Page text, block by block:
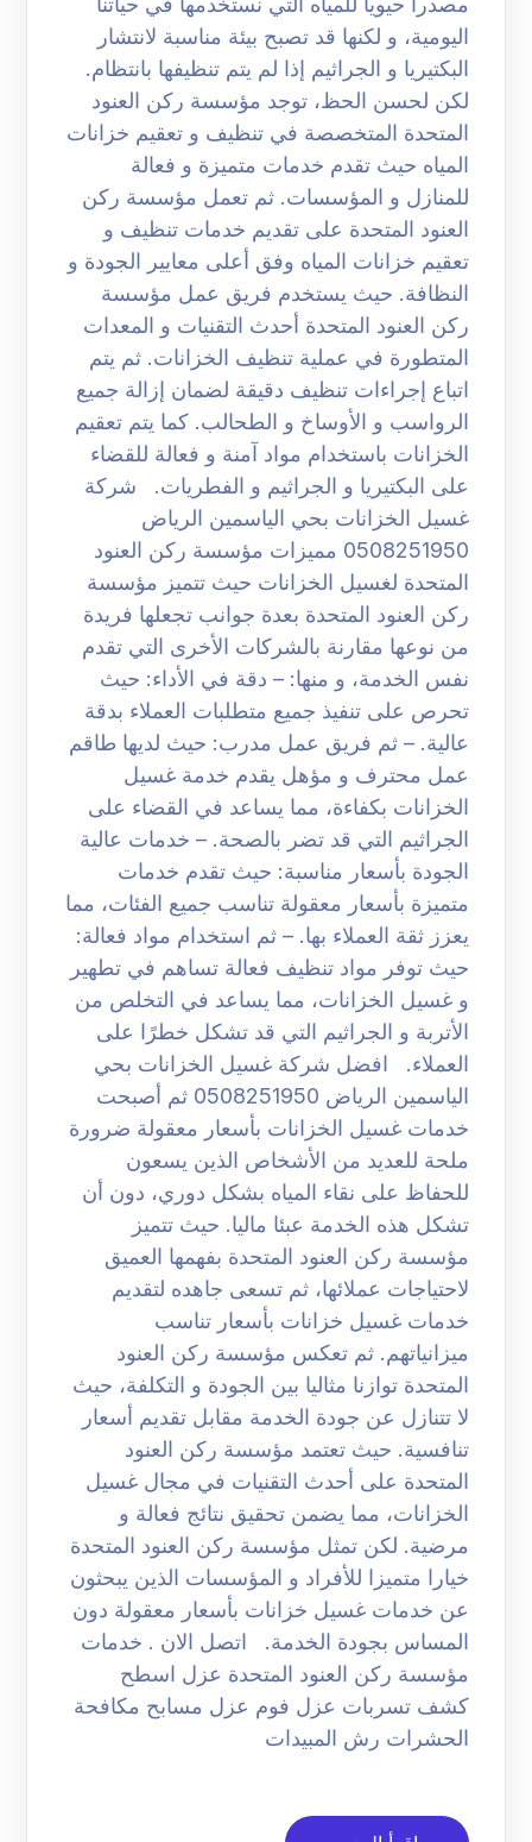
اليومية، و لكنها قد تصبح بيئة مناسبة لانتشار
البكتيريا و الجراثيم إذا لم يتم تنظيفها بانتظام.
لكن لحسن الحظ، توجد مؤسسة ركن العنود
المتحدة المتخصصة في تنظيف و تعقيم خزانات
المياه حيث تقدم خدمات متميزة و فعالة
للمنازل و المؤسسات. ثم تعمل مؤسسة ركن
العنود المتحدة على تقديم خدمات تنظيف و
تعقيم خزانات المياه وفق أعلى معايير الجودة و
النظافة. حيث يستخدم فريق عمل مؤسسة
ركن العنود المتحدة أحدث التقنيات و المعدات
المتطورة في عملية تنظيف الخزانات. ثم يتم
اتباع إجراءات تنظيف دقيقة لضمان إزالة جميع
الرواسب و الأوساخ و الطحالب. كما يتم تعقيم
الخزانات باستخدام مواد آمنة و فعالة للقضاء
على البكتيريا و الجراثيم و الفطريات. شركة
غسيل الخزانات بحي الياسمين الرياض
0508251950 مميزات مؤسسة ركن العنود
المتحدة لغسيل الخزانات حيث تتميز مؤسسة
ركن العنود المتحدة بعدة جوانب تجعلها فريدة
من نوعها مقارنة بالشركات الأخرى التي تقدم
نفس الخدمة، و منها: – دقة في الأداء: حيث
تحرص على تنفيذ جميع متطلبات العملاء بدقة
عالية. – ثم فريق عمل مدرب: حيث لديها طاقم
عمل محترف و مؤهل يقدم خدمة غسيل
الخزانات بكفاءة، مما يساعد في القضاء على
الجراثيم التي قد تضر بالصحة. – خدمات عالية
الجودة بأسعار مناسبة: حيث تقدم خدمات
متميزة بأسعار معقولة تناسب جميع الفئات، مما
يعزز ثقة العملاء بها. – ثم استخدام مواد فعالة:
حيث توفر مواد تنظيف فعالة تساهم في تطهير
و غسيل الخزانات، مما يساعد في التخلص من
الأتربة و الجراثيم التي قد تشكل خطرًا على
العملاء. افضل شركة غسيل الخزانات بحي
الياسمين الرياض 0508251950 ثم أصبحت
خدمات غسيل الخزانات بأسعار معقولة ضرورة
ملحة للعديد من الأشخاص الذين يسعون
للحفاظ على نقاء المياه بشكل دوري، دون أن
تشكل هذه الخدمة عبئا ماليا. حيث تتميز
مؤسسة ركن العنود المتحدة بفهمها العميق
لاحتياجات عملائها، ثم تسعى جاهده لتقديم
خدمات غسيل خزانات بأسعار تناسب
ميزانياتهم. ثم تعكس مؤسسة ركن العنود
المتحدة توازنا مثاليا بين الجودة و التكلفة، حيث
لا تتنازل عن جودة الخدمة مقابل تقديم أسعار
تنافسية. حيث تعتمد مؤسسة ركن العنود
المتحدة على أحدث التقنيات في مجال غسيل
الخزانات، مما يضمن تحقيق نتائج فعالة و
مرضية. لكن تمثل مؤسسة ركن العنود المتحدة
خيارا متميزا للأفراد و المؤسسات الذين يبحثون
عن خدمات غسيل خزانات بأسعار معقولة دون
المساس بجودة الخدمة. اتصل الان . خدمات
مؤسسة ركن العنود المتحدة عزل اسطح
كشف تسربات عزل فوم عزل مسابح مكافحة
الحشرات رش المبيدات